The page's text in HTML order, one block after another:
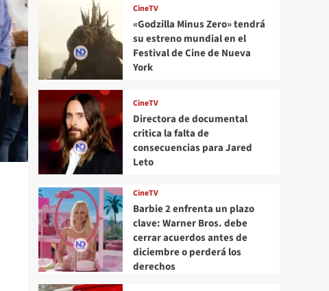
CineTV
«Godzilla Minus Zero» tendrá
su estreno mundial en el
Festival de Cine de Nueva
York
CineTV
Directora de documental
critica la falta de
consecuencias para Jared
Leto
CineTV
Barbie 2 enfrenta un plazo
clave: Warner Bros. debe
cerrar acuerdos antes de
diciembre o perderá los
derechos